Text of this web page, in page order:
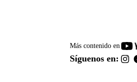
Más contenido en
Síguenos en: